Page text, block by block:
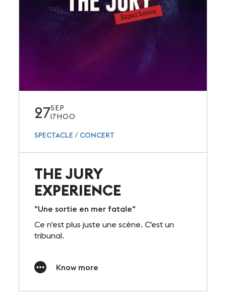
27SEP
17H00
SPECTACLE / CONCERT
THE JURY
EXPERIENCE
"Une sortie en mer fatale"
Ce n'est plus juste une scène. C'est un
tribunal.
Know more